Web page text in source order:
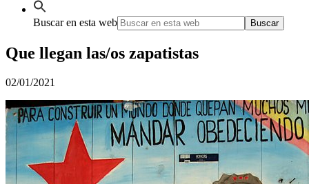
Buscar en esta web
Que llegan las/os zapatistas
02/01/2021